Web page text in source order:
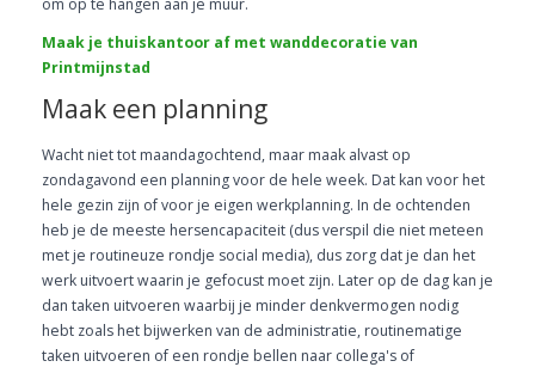
om op te hangen aan je muur.
Maak je thuiskantoor af met wanddecoratie van
Printmijnstad
Maak een planning
Wacht niet tot maandagochtend, maar maak alvast op
zondagavond een planning voor de hele week. Dat kan voor het
hele gezin zijn of voor je eigen werkplanning. In de ochtenden
heb je de meeste hersencapaciteit (dus verspil die niet meteen
met je routineuze rondje social media), dus zorg dat je dan het
werk uitvoert waarin je gefocust moet zijn. Later op de dag kan je
dan taken uitvoeren waarbij je minder denkvermogen nodig
hebt zoals het bijwerken van de administratie, routinematige
taken uitvoeren of een rondje bellen naar collega's of